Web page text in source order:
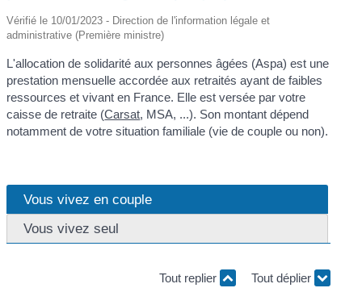
Vérifié le 10/01/2023 - Direction de l'information légale et
administrative (Première ministre)
L'allocation de solidarité aux personnes âgées (Aspa) est une
prestation mensuelle accordée aux retraités ayant de faibles
ressources et vivant en France. Elle est versée par votre
caisse de retraite (Carsat, MSA, ...). Son montant dépend
notamment de votre situation familiale (vie de couple ou non).
Vous vivez en couple
Vous vivez seul
Tout replier Tout déplier